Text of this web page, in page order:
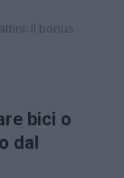
il bonus
bici o
dal